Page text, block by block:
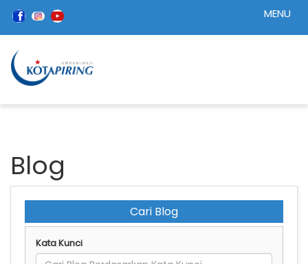
Blog
Cari Blog
Kata Kunci
MENU